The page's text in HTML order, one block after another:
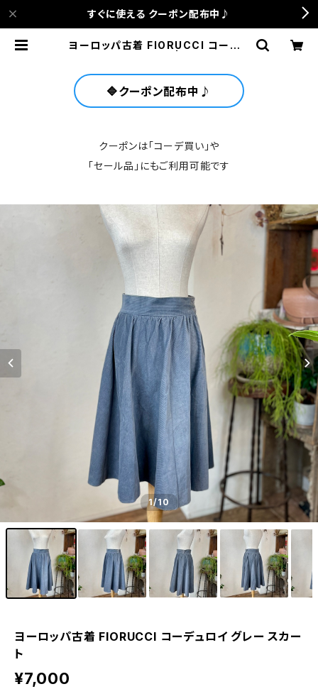
すぐに使える クーポン配布中♪
ヨーロッパ古着 FIORUCCI コーデュ
🔷クーポン配布中♪
クーポンは「コーデ買い」や
「セール品」にもご利用可能です
1/10
ヨーロッパ古着 FIORUCCI コーデュロイ グレー スカー
ト
¥7,000